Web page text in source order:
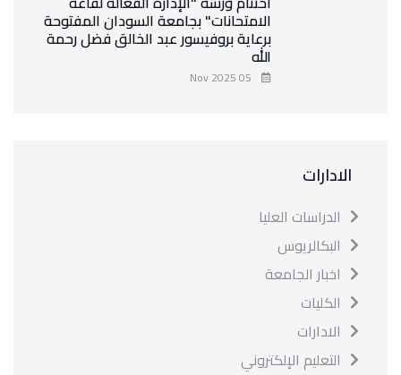
الامتحانات" بجامعة السودان المفتوحة
برعاية بروفيسور عبد الخالق فضل رحمة
الله
الادارات
الدراسات العليا
البكالريوس
اخبار الجامعة
الكليات
الادارات
التعليم الإلكتروني